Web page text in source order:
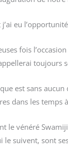
eu
fois
toujours
est sans
dans les temps
le vénéré
le suivent, sont